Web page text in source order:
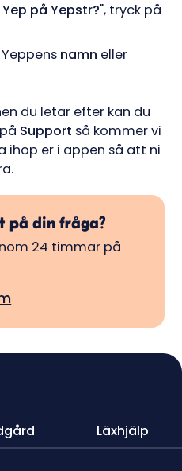
på Yepstr?", tryck på
namn eller
du letar efter kan du
Support så kommer vi
ihop er i appen så att ni
på din fråga?
24 timmar på
Läxhjälp